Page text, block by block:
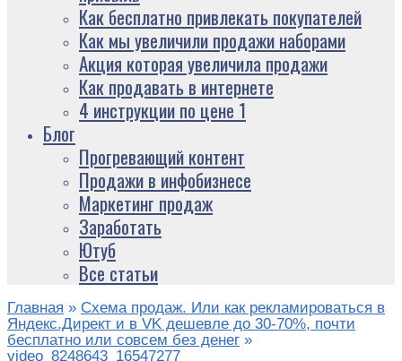
Как бесплатно привлекать покупателей
Как мы увеличили продажи наборами
Акция которая увеличила продажи
Как продавать в интернете
4 инструкции по цене 1
Блог
Прогревающий контент
Продажи в инфобизнесе
Маркетинг продаж
Заработать
Ютуб
Все статьи
Главная » Схема продаж. Или как рекламироваться в
Яндекс.Директ и в VK дешевле до 30-70%, почти
бесплатно или совсем без денег »
video_8248643_16547277